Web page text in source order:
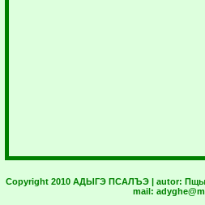
Copyright 2010 АДЫГЭ ПСАЛЪЭ | autor:
mail: